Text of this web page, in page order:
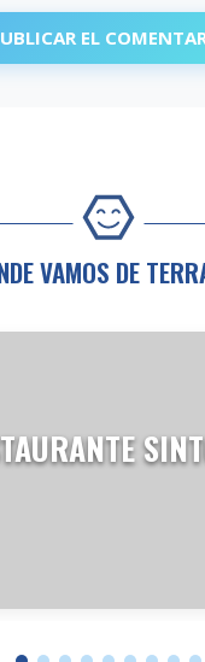
VAMOS DE
VER TERRAZA